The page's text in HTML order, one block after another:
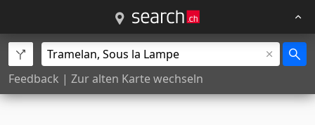
Feedback | Zur alten Karte wechseln